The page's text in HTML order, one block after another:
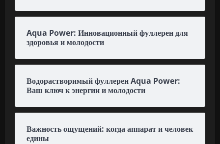
Aqua Power: Инновационный фуллерен для
здоровья и молодости
Водорастворимый фуллерен Aqua Power:
Ваш ключ к энергии и молодости
Важность ощущений: когда аппарат и человек
едины